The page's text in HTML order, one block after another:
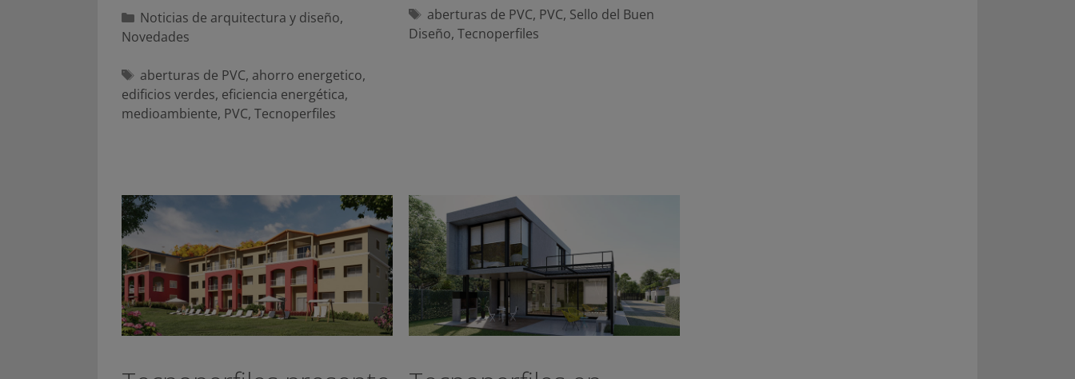
Categorías
Noticias de arquitectura y diseño,
Novedades
Etiquetas
aberturas de PVC, ahorro energetico,
edificios verdes, eficiencia energética,
medioambiente, PVC, Tecnoperfiles
Etiquetas
aberturas de PVC, PVC, Sello del Buen
Diseño, Tecnoperfiles